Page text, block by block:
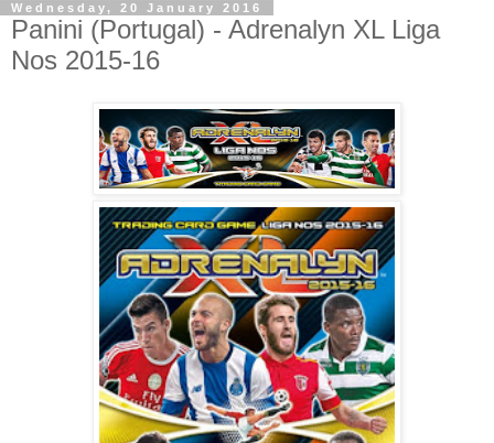
Wednesday, 20 January 2016
Panini (Portugal) - Adrenalyn XL Liga
Nos 2015-16